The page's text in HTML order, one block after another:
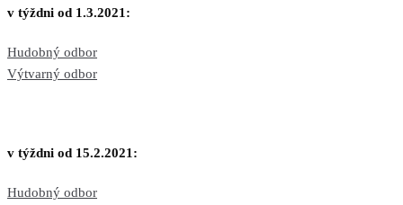
v týždni od 1.3.2021:
Hudobný odbor
Výtvarný odbor
v týždni od 15.2.2021:
Hudobný odbor